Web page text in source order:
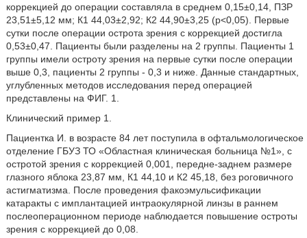
коррекцией до операции составляла в среднем 0,15±0,14, ПЗР
23,51±5,12 мм; К1 44,03±2,92; К2 44,90±3,25 (p<0,05). Первые
сутки после операции острота зрения с коррекцией достигла
0,53±0,47. Пациенты были разделены на 2 группы. Пациенты 1
группы имели остроту зрения на первые сутки после операции
выше 0,3, пациенты 2 группы - 0,3 и ниже. Данные стандартных,
углубленных методов исследования перед операцией
представлены на ФИГ. 1.
Клинический пример 1.
Пациентка И. в возрасте 84 лет поступила в офтальмологическое
отделение ГБУЗ ТО «Областная клиническая больница №1», с
остротой зрения с коррекцией 0,001, передне-заднем размере
глазного яблока 23,87 мм, К1 44,10 и К2 45,18, без роговичного
астигматизма. После проведения факоэмульсификации
катаракты с имплантацией интраокулярной линзы в раннем
послеоперационном периоде наблюдается повышение остроты
зрения с коррекцией до 0,08.